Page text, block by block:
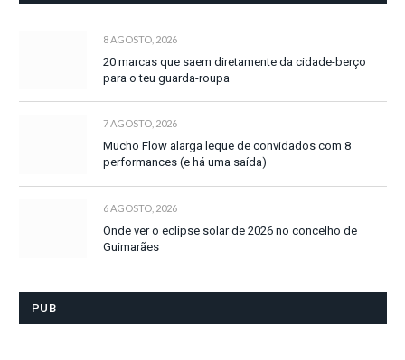
8 AGOSTO, 2026
20 marcas que saem diretamente da cidade-berço
para o teu guarda-roupa
7 AGOSTO, 2026
Mucho Flow alarga leque de convidados com 8
performances (e há uma saída)
6 AGOSTO, 2026
Onde ver o eclipse solar de 2026 no concelho de
Guimarães
PUB